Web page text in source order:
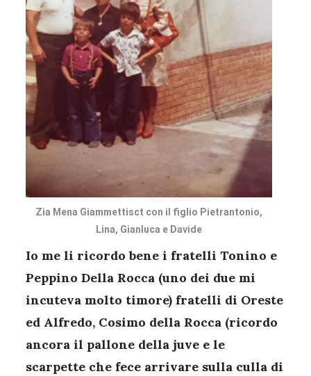
Zia Mena Giammettisct con il figlio Pietrantonio,
Lina, Gianluca e Davide
Io me li ricordo bene i fratelli Tonino e
Peppino Della Rocca (uno dei due mi
incuteva molto timore) fratelli di Oreste
ed Alfredo, Cosimo della Rocca (ricordo
ancora il pallone della juve e le
scarpette che fece arrivare sulla culla di